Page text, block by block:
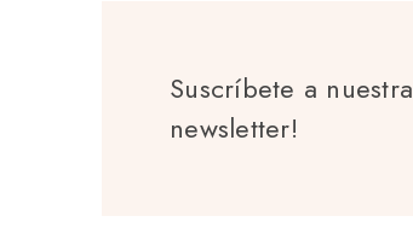
Suscríbete a nuestra
newsletter!